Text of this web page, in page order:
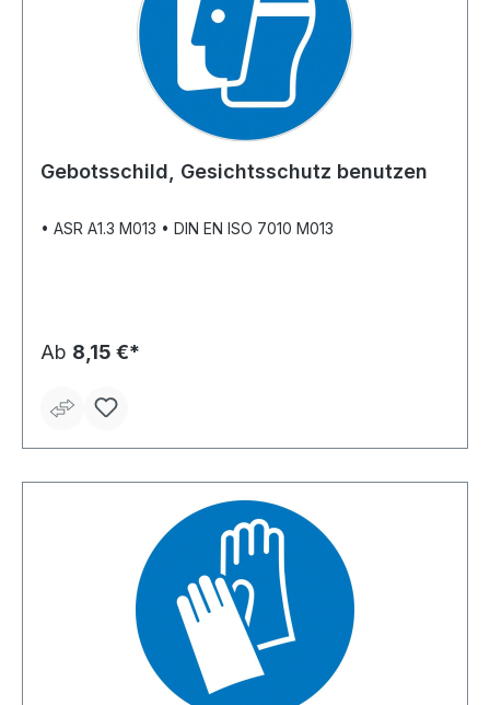
Gebotsschild, Gesichtsschutz benutzen
• ASR A1.3 M013 • DIN EN ISO 7010 M013
Ab 8,15 €*